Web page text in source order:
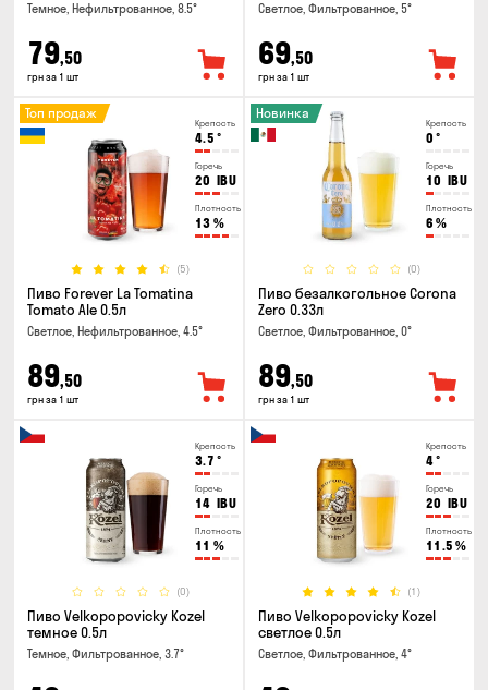
Темное, Нефильтрованное, 8.5°
79,50
грн за 1 шт
Светлое, Фильтрованное, 5°
69,50
грн за 1 шт
Крепость
4.5 °
Горечь
20 IBU
Плотность
13 %
(5)
Топ продаж
Пиво Forever La Tomatina
Tomato Ale 0.5л
Светлое, Нефильтрованное, 4.5°
89,50
грн за 1 шт
Крепость
0 °
Горечь
10 IBU
Плотность
6 %
(0)
Новинка
Пиво безалкогольное Corona
Zero 0.33л
Светлое, Фильтрованное, 0°
89,50
грн за 1 шт
Крепость
3.7 °
Горечь
14 IBU
Плотность
11 %
(0)
Пиво Velkopopovicky Kozel
темное 0.5л
Темное, Фильтрованное, 3.7°
Крепость
4°
Горечь
20 IBU
Плотность
11.5 %
(1)
Пиво Velkopopovicky Kozel
светлое 0.5л
Светлое, Фильтрованное, 4°